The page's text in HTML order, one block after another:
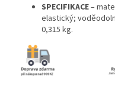
SPECIFIKACE–
elastický;
0,315 kg.